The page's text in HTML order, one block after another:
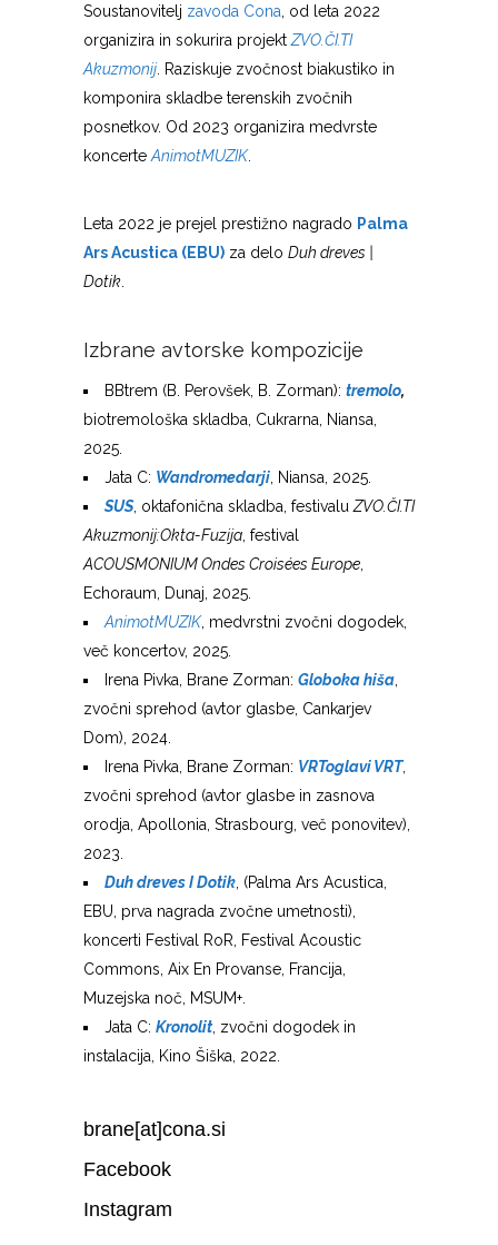
Soustanovitelj zavoda Cona , od leta 2022
organizira in sokurira projekt ZVO.ČI.TI
Akuzmonij. Raziskuje zvočnost biakustiko in
komponira skladbe terenskih zvočnih
posnetkov. Od 2023 organizira medvrste
koncerte AnimotMUZIK.
Leta 2022 je prejel prestižno nagrado Palma
Ars Acustica (EBU)za delo Duh dreves |
Dotik.
Izbrane avtorske kompozicije
BBtrem (B. Perovšek, B. Zorman): tremolo,
biotremološka skladba, Cukrarna, Niansa,
2025.
Jata C: Wandromedarji, Niansa, 2025.
SUS, oktafonična skladba, festivalu ZVO.ČI.TI
Akuzmonij:Okta-Fuzija, festival
ACOUSMONIUM Ondes Croisées Europe,
Echoraum, Dunaj, 2025.
AnimotMUZIK, medvrstni zvočni dogodek,
več koncertov, 2025.
Irena Pivka, Brane Zorman: Globoka hiša,
zvočni sprehod (avtor glasbe, Cankarjev
Dom), 2024.
Irena Pivka, Brane Zorman: VRToglavi VRT,
zvočni sprehod (avtor glasbe in zasnova
orodja, Apollonia, Strasbourg, več ponovitev),
2023.
Duh dreves I Dotik, (Palma Ars Acustica,
EBU, prva nagrada zvočne umetnosti),
koncerti Festival RoR, Festival Acoustic
Commons, Aix En Provanse, Francija,
Muzejska noč, MSUM+.
Jata C: Kronolit, zvočni dogodek in
instalacija, Kino Šiška, 2022.
brane[at]cona.si
Facebook
Instagram